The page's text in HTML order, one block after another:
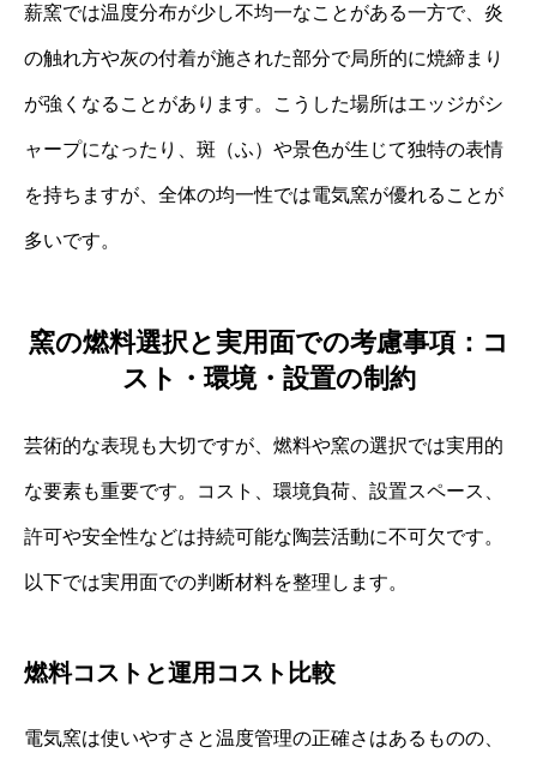
薪窯では温度分布が少し不均一なことがある一方で、炎
の触れ方や灰の付着が施された部分で局所的に焼締まり
が強くなることがあります。こうした場所はエッジがシ
ャープになったり、斑（ふ）や景色が生じて独特の表情
を持ちますが、全体の均一性では電気窯が優れることが
多いです。
窯の燃料選択と実用面での考慮事項：コ
スト・環境・設置の制約
芸術的な表現も大切ですが、燃料や窯の選択では実用的
な要素も重要です。コスト、環境負荷、設置スペース、
許可や安全性などは持続可能な陶芸活動に不可欠です。
以下では実用面での判断材料を整理します。
燃料コストと運用コスト比較
電気窯は使いやすさと温度管理の正確さはあるものの、